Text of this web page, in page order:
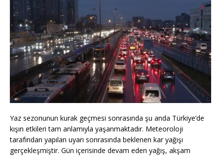
Yaz sezonunun kurak geçmesi sonrasında şu anda Türkiye’de
kışın etkileri tam anlamıyla yaşanmaktadır. Meteoroloji
tarafından yapılan uyarı sonrasında beklenen kar yağışı
gerçekleşmiştir. Gün içerisinde devam eden yağış, akşam